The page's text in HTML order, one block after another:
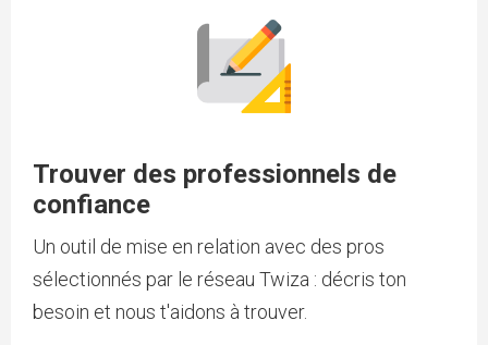
Trouver des professionnels de
confiance
Un outil de mise en relation avec des pros
sélectionnés par le réseau Twiza : décris ton
besoin et nous t'aidons à trouver.